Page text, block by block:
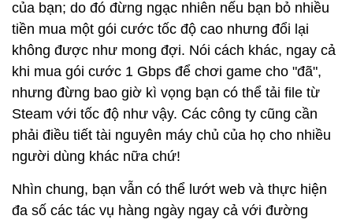
của bạn; do đó đừng ngạc nhiên nếu bạn bỏ nhiều
tiền mua một gói cước tốc độ cao nhưng đổi lại
không được như mong đợi. Nói cách khác, ngay cả
khi mua gói cước 1 Gbps để chơi game cho "đã",
nhưng đừng bao giờ kì vọng bạn có thể tải file từ
Steam với tốc độ như vậy. Các công ty cũng cần
phải điều tiết tài nguyên máy chủ của họ cho nhiều
người dùng khác nữa chứ!
Nhìn chung, bạn vẫn có thể lướt web và thực hiện
đa số các tác vụ hàng ngày ngay cả với đường